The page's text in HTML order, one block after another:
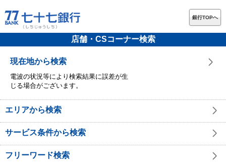
銀行TOPへ
店舗・CSコーナー検索
現在地から検索
電波の状況等により検索結果に誤差が生
じる場合がございます。
エリアから検索
サービス条件から検索
フリーワード検索